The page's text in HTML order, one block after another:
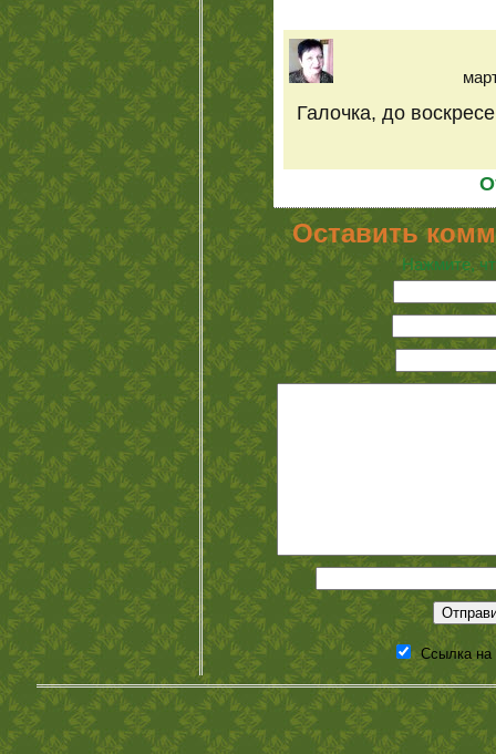
Галочка, до
Оставить
Нажмите,
Ссылка